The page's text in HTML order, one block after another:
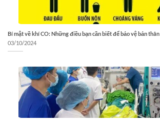
Bí mật về khí CO: Những điều bạn cần biết để bảo vệ bản thân
03/10/2024